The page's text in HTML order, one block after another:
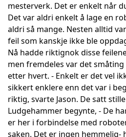
mesterverk. Det er enkelt når
Det var aldri enkelt å lage en
aldri så mange. Nesten alltid
feil som kanskje ikke ble
Nå hadde riktignok disse
men fremdeles var det
etter hvert. - Enkelt er det vel
sikkert enklere enn det var i
riktig, svarte Jason. De satt
Ludgehammer begynte, - De
er her i forbindelse med
saken. Det er ingen hemmelig-